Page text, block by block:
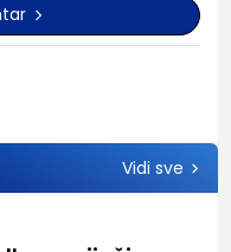
Vidi sve